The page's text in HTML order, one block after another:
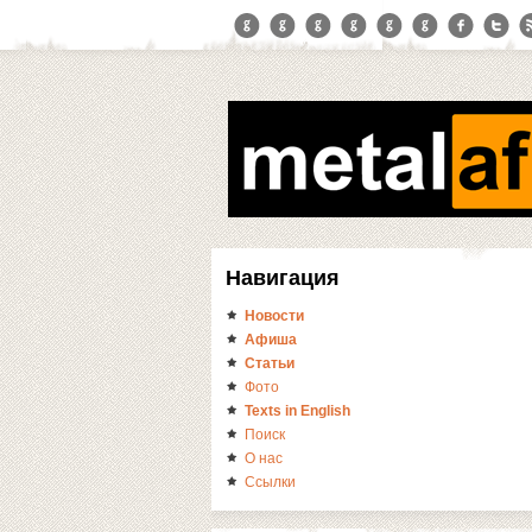
Навигация
Новости
Афиша
Статьи
Фото
Texts in English
Поиск
О нас
Ссылки